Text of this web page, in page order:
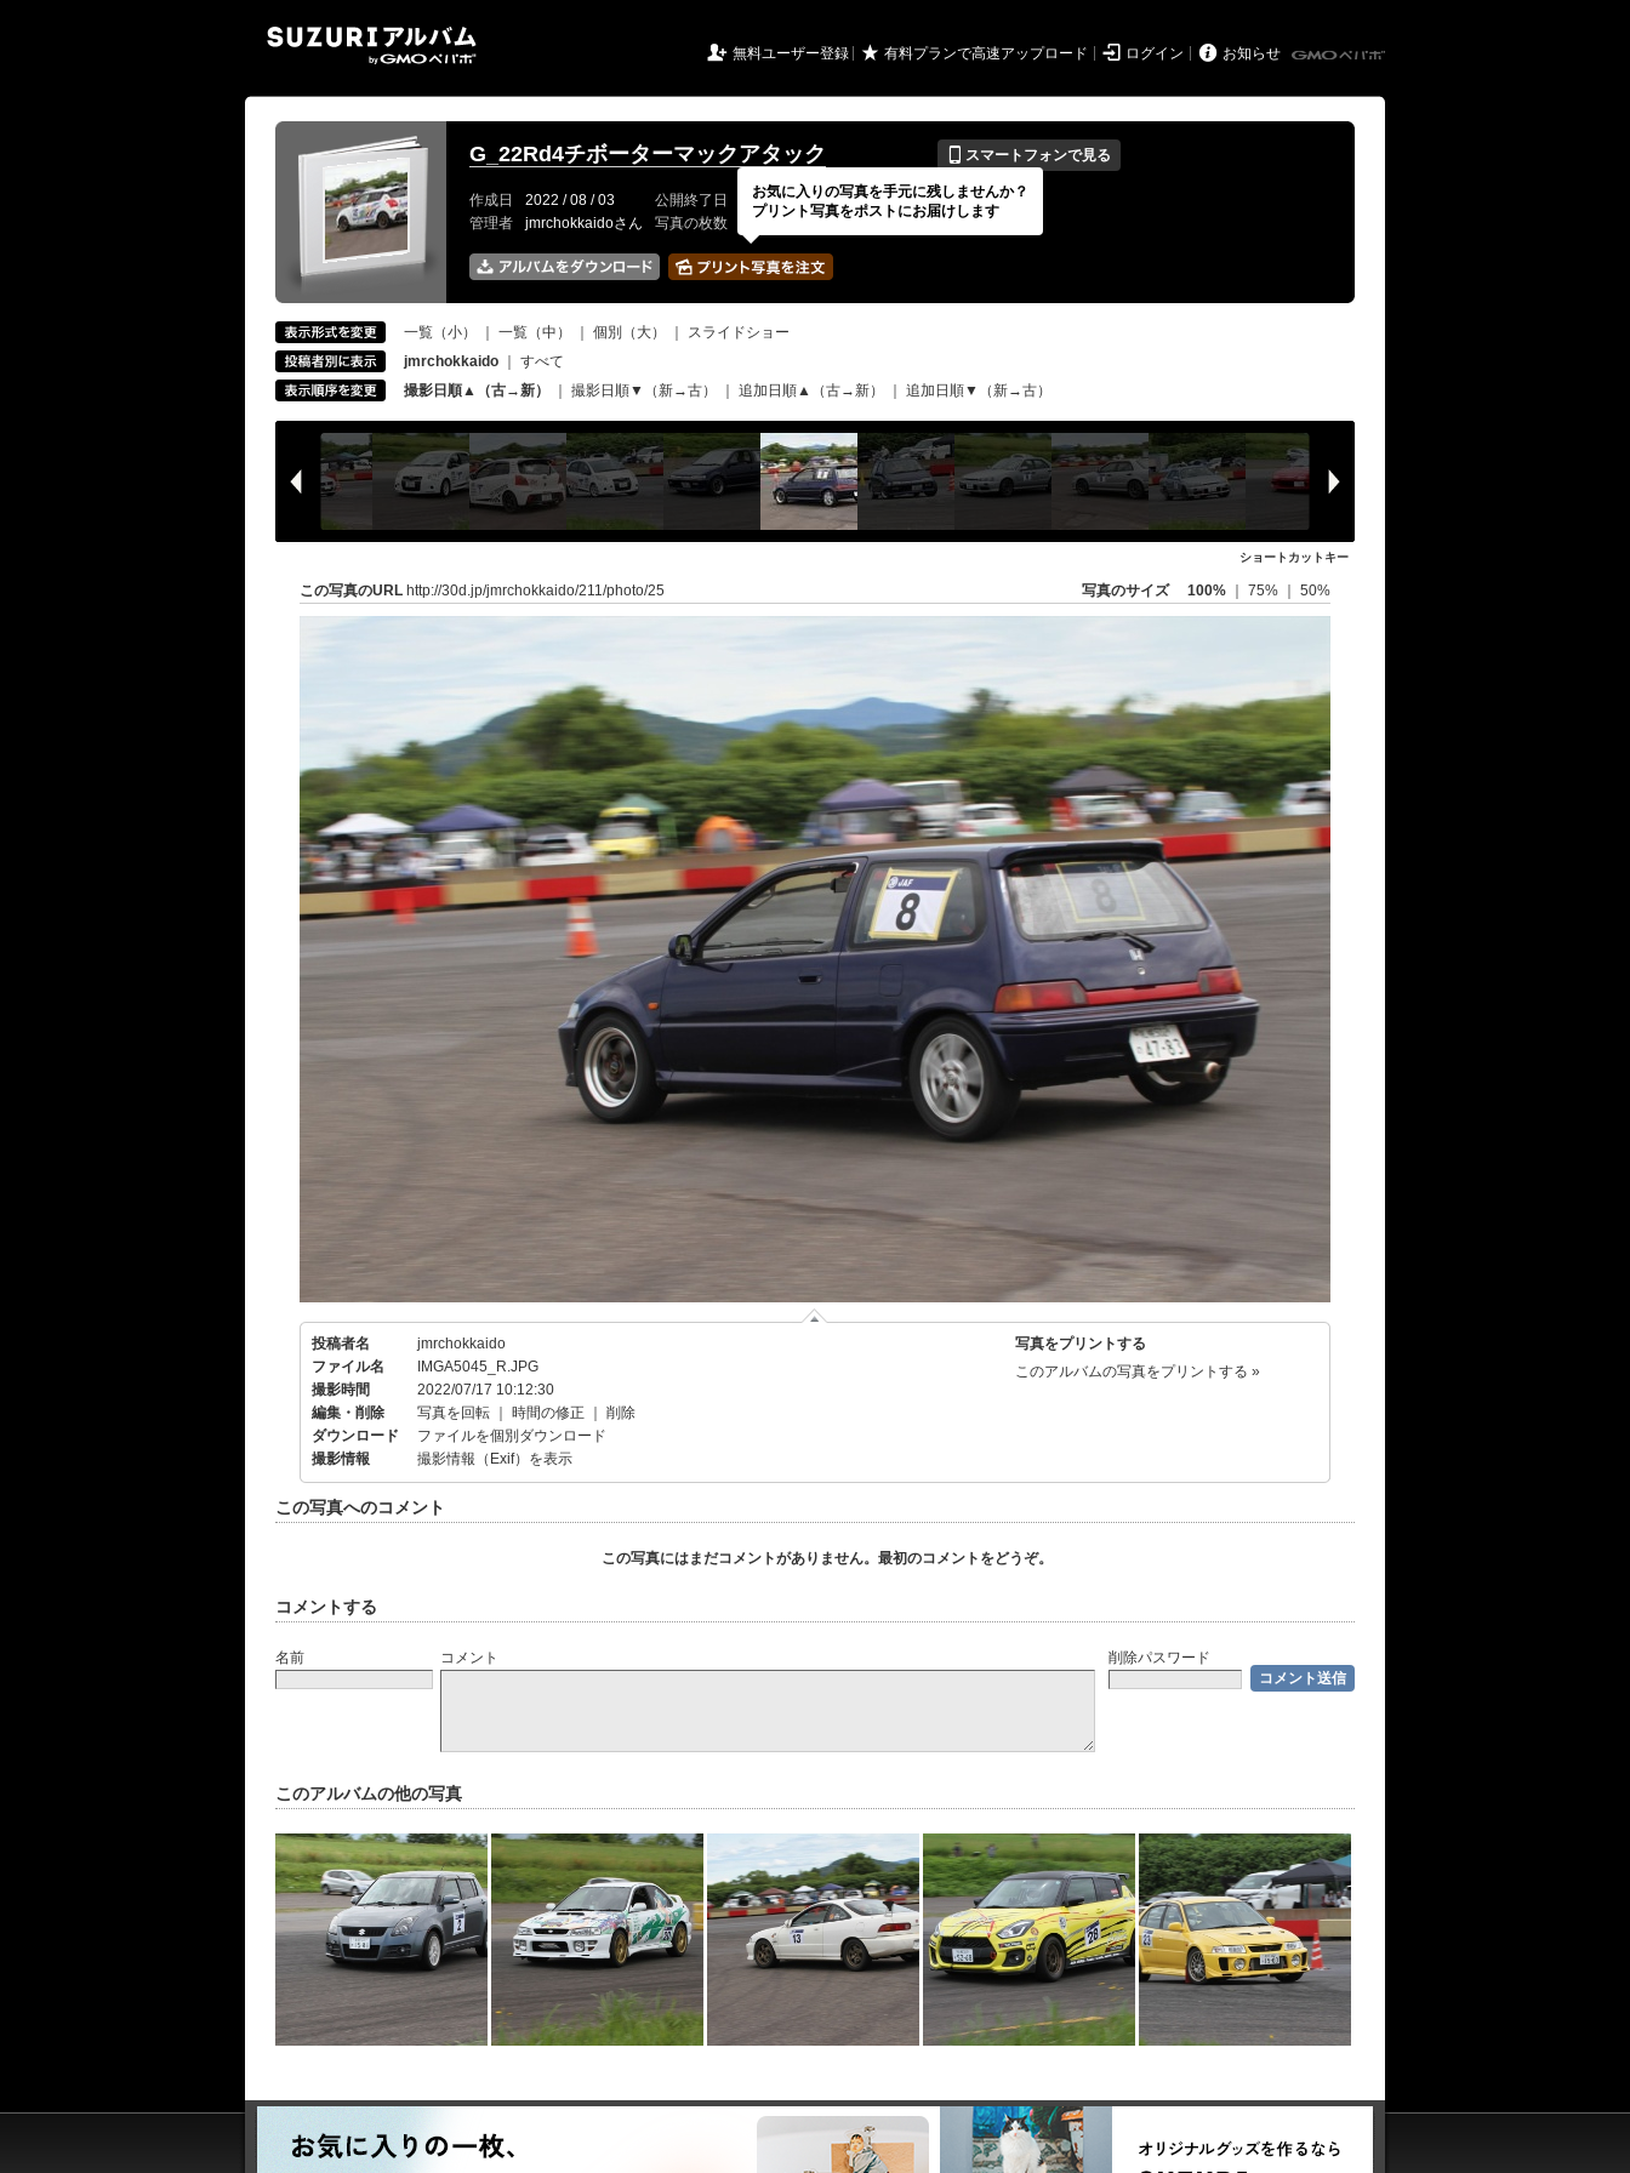
 無料ユーザー登録 ★ 有料プランで高速アップロード  ログイン  お知らせ
G_22Rd4チボーターマックアタック 📱 スマートフォンで見る
作成日 2022 / 08 / 03 公開終了日 無期限 イベントの期間
2022 / 07 / 17
管理者
jmrchokkaidoさん 写真の枚数 154 / 2000枚
一覧（小） 一覧（中） 個別（大）
スライドショー
jmrchokkaido
すべて
撮影日順▲（古→新）
撮影日順▼（新→古） 追加日順▲（古→新） 追加日順▼（新→古）
ショートカットキー
この写真のURL http://30d.jp/jmrchokkaido/211/photo/25 写真のサイズ 100% 75% 50%
投稿者名
jmrchokkaido
ファイル名
IMGA5045_R.JPG
撮影時間
2022/07/17 10:12:30
編集・削除
写真を回転 時間の修正
削除
ダウンロード
ファイルを個別ダウンロード
撮影情報
撮影情報（Exif）を表示
写真をプリントする
このアルバムの写真をプリントする »
この写真へのコメント
この写真にはまだコメントがありません。最初のコメントをどうぞ。
コメントする
名前 コメント 削除パスワード
このアルバムの他の写真
お気に入りの写真を手元に残しませんか？
プリント写真をポストにお届けします